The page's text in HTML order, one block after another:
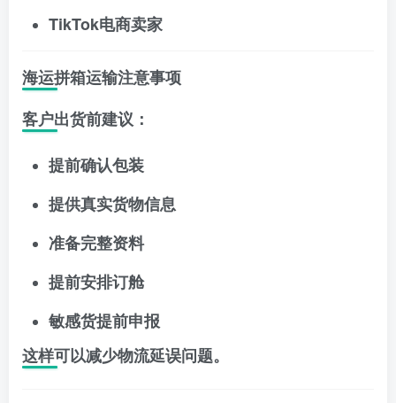
TikTok电商卖家
海运拼箱运输注意事项
客户出货前建议：
提前确认包装
提供真实货物信息
准备完整资料
提前安排订舱
敏感货提前申报
这样可以减少物流延误问题。